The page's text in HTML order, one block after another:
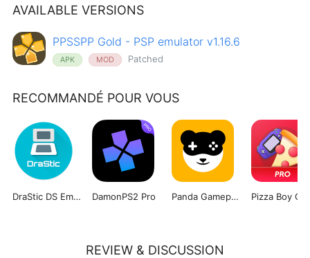
AVAILABLE VERSIONS
PPSSPP Gold - PSP emulator v1.16.6
APK MOD Patched
RECOMMANDÉ POUR VOUS
DraStic DS Emulator DamonPS2 Pro Panda Gamepad Pro
REVIEW & DISCUSSION